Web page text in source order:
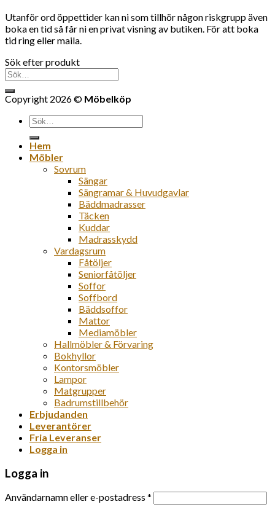
Utanför ord öppettider kan ni som tillhör någon riskgrupp även
boka en tid så får ni en privat visning av butiken. För att boka
tid ring eller maila.
Sök efter produkt
Sök
efter:
Copyright 2026 © Möbelköp
Sök
efter:
Hem
Möbler
Sovrum
Sängar
Sängramar & Huvudgavlar
Bäddmadrasser
Täcken
Kuddar
Madrasskydd
Vardagsrum
Fåtöljer
Seniorfåtöljer
Soffor
Soffbord
Bäddsoffor
Mattor
Mediamöbler
Hallmöbler & Förvaring
Bokhyllor
Kontorsmöbler
Lampor
Matgrupper
Badrumstillbehör
Erbjudanden
Leverantörer
Fria Leveranser
Logga in
Logga in
Användarnamn eller e-postadress *